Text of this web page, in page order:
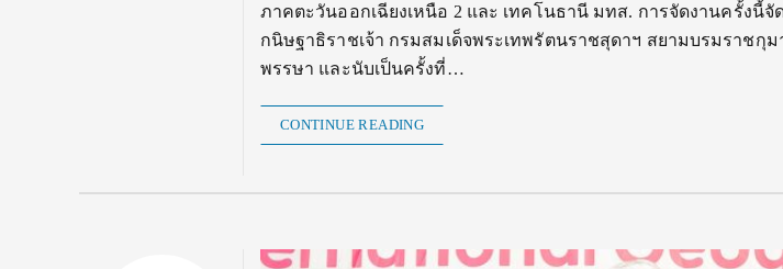
ภาคตะวันออกเฉียงเหนือ 2 และ เทคโนธานี มทส. การจัดงานครั้งนี้จั
กนิษฐาธิราชเจ้า กรมสมเด็จพระเทพรัตนราชสุดาฯ สยามบรมราชกุ
พรรษา และนับเป็นครั้งที่…
CONTINUE READING